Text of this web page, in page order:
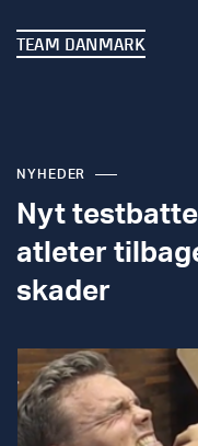
TEAM DANMARK
NYHEDER
Nyt
atleter
skader